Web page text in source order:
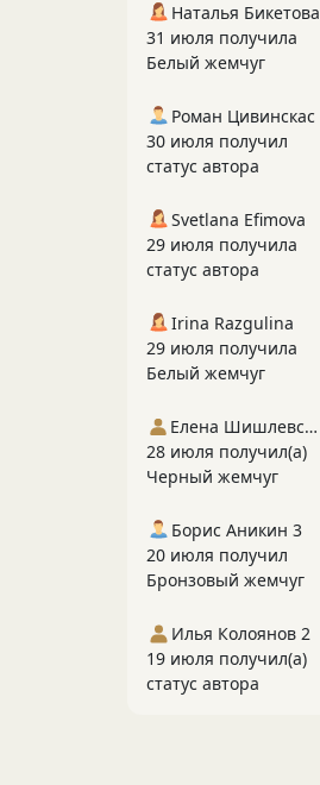
Наталья Бикетова
31 июля получила
Белый жемчуг
Роман Цивинскас
30 июля получил
статус автора
Svetlana Efimova
29 июля получила
статус автора
Irina Razgulina
29 июля получила
Белый жемчуг
Елена Шишлевская
28 июля получил(а)
Черный жемчуг
Борис Аникин 3
20 июля получил
Бронзовый жемчуг
Илья Колоянов 2
19 июля получил(а)
статус автора